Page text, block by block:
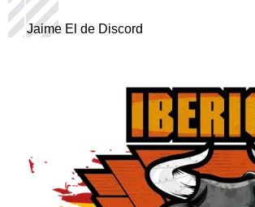
Jaime El de Discord